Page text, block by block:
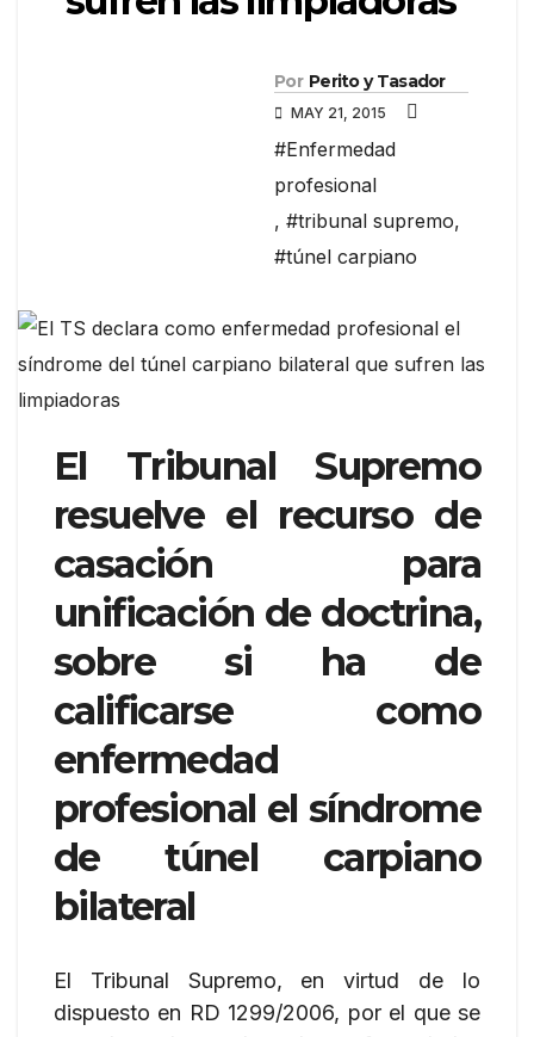
Por Perito y Tasador
MAY 21, 2015
#Enfermedad
profesional
, #tribunal supremo,
#túnel carpiano
El Tribunal Supremo
resuelve el recurso de
casación para
unificación de doctrina,
sobre si ha de
calificarse como
enfermedad
profesional el síndrome
de túnel carpiano
bilateral
El Tribunal Supremo, en virtud de lo
dispuesto en RD 1299/2006, por el que se